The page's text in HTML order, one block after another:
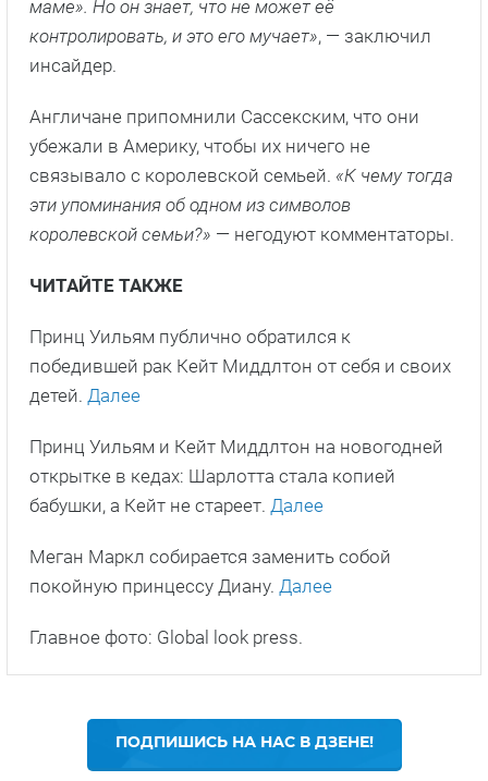
маме». Но он знает, что не может её
контролировать, и это его мучает», — заключил
инсайдер.
Англичане припомнили Сассекским, что они
убежали в Америку, чтобы их ничего не
связывало с королевской семьей. «К чему тогда
эти упоминания об одном из символов
королевской семьи?» — негодуют комментаторы.
ЧИТАЙТЕ ТАКЖЕ
Принц Уильям публично обратился к
победившей рак Кейт Миддлтон от себя и своих
детей. Далее
Принц Уильям и Кейт Миддлтон на новогодней
открытке в кедах: Шарлотта стала копией
бабушки, а Кейт не стареет. Далее
Меган Маркл собирается заменить собой
покойную принцессу Диану. Далее
Главное фото: Global look press.
ПОДПИШИСЬ НА НАС В ДЗЕНЕ!